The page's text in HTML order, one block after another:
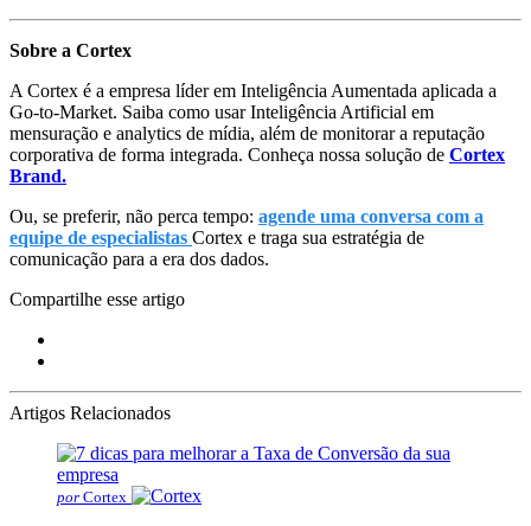
Sobre a Cortex
A Cortex é a empresa líder em Inteligência Aumentada aplicada a
Go-to-Market. Saiba como usar Inteligência Artificial em
mensuração e analytics de mídia, além de monitorar a reputação
corporativa de forma integrada. Conheça nossa solução de Cortex
Brand.
Ou, se preferir, não perca tempo: agende uma conversa com a
equipe de especialistas Cortex e traga sua estratégia de
comunicação para a era dos dados.
Compartilhe esse artigo
Artigos Relacionados
por Cortex